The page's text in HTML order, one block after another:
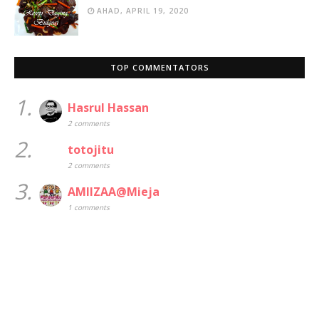
AHAD, APRIL 19, 2020
TOP COMMENTATORS
1. Hasrul Hassan
2 comments
2. totojitu
2 comments
3. AMIIZAA@Mieja
1 comments